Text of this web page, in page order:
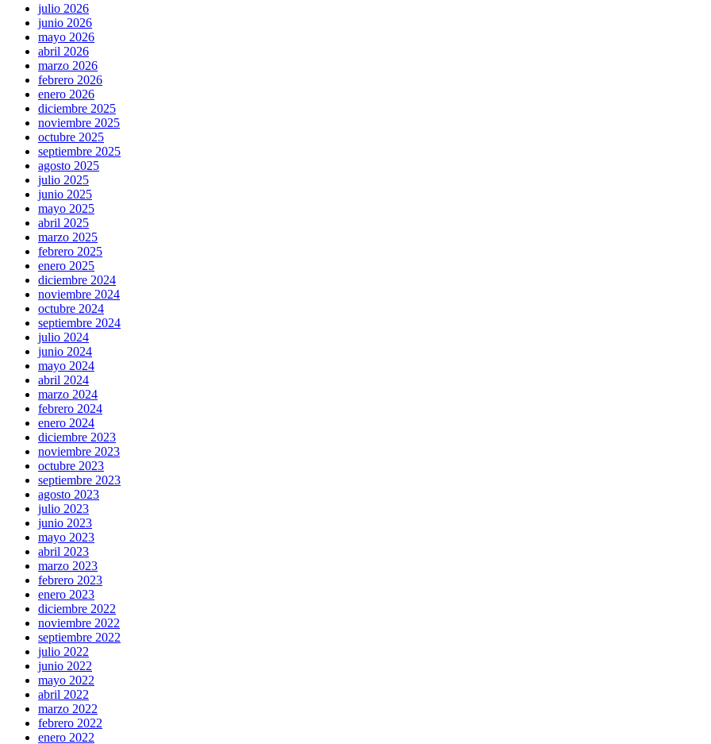
julio 2026
junio 2026
mayo 2026
abril 2026
marzo 2026
febrero 2026
enero 2026
diciembre 2025
noviembre 2025
octubre 2025
septiembre 2025
agosto 2025
julio 2025
junio 2025
mayo 2025
abril 2025
marzo 2025
febrero 2025
enero 2025
diciembre 2024
noviembre 2024
octubre 2024
septiembre 2024
julio 2024
junio 2024
mayo 2024
abril 2024
marzo 2024
febrero 2024
enero 2024
diciembre 2023
noviembre 2023
octubre 2023
septiembre 2023
agosto 2023
julio 2023
junio 2023
mayo 2023
abril 2023
marzo 2023
febrero 2023
enero 2023
diciembre 2022
noviembre 2022
septiembre 2022
julio 2022
junio 2022
mayo 2022
abril 2022
marzo 2022
febrero 2022
enero 2022